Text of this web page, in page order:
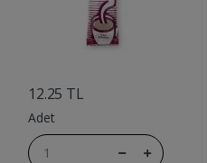
12.25 TL
Adet